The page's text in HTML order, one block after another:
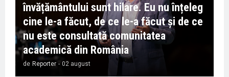
învățământului sunt hilare. Eu nu înțeleg
cine le-a făcut, de ce le-a făcut și de ce
nu este consultată comunitatea
academică din România
de Reporter - 02 august